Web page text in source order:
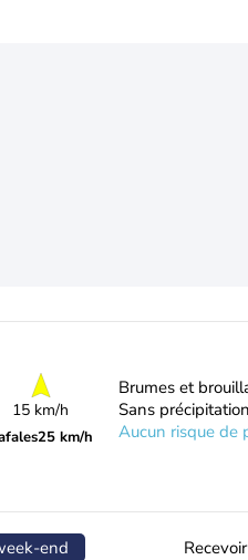
15 km/h
25 km/h
Brumes et
Sans
Aucun risque de
end